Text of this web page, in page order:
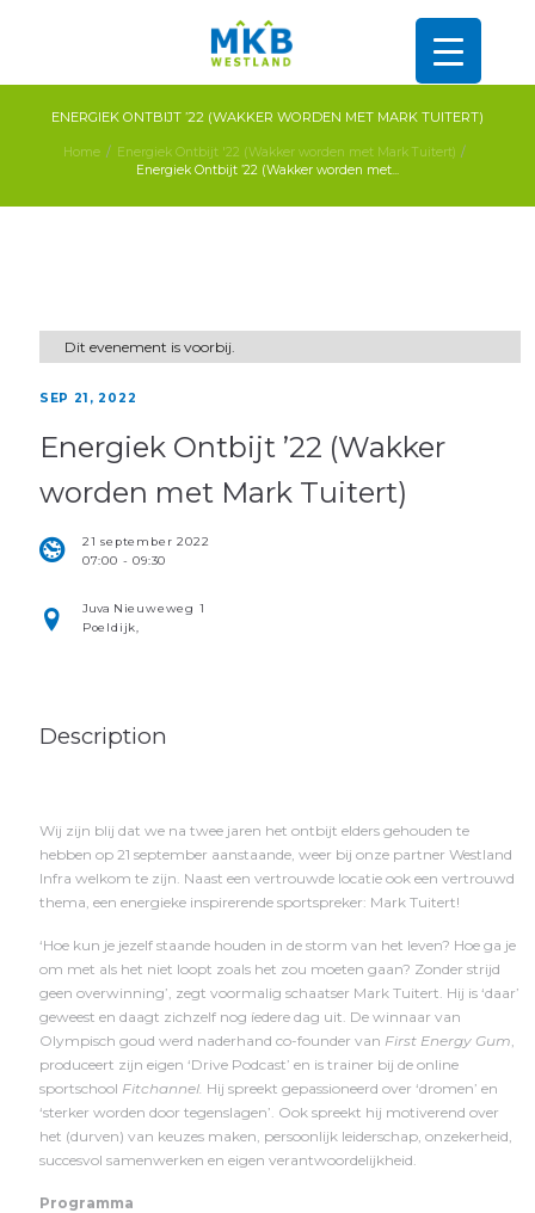
ENERGIEK ONTBIJT ’22 (WAKKER WORDEN MET MARK TUITERT)
Home
Energiek Ontbijt '22 (Wakker worden met Mark Tuitert)
Energiek Ontbijt ’22 (Wakker worden met...
Dit evenement is voorbij.
SEP 21, 2022
Energiek Ontbijt ’22 (Wakker
worden met Mark Tuitert)
21 september 2022
07:00 - 09:30
Juva Nieuweweg 1
Poeldijk
Description
Wij zijn blij dat we na twee jaren het ontbijt elders gehouden te
hebben op 21 september aanstaande, weer bij onze partner Westland
Infra welkom te zijn. Naast een vertrouwde locatie ook een vertrouwd
thema, een energieke inspirerende sportspreker: Mark Tuitert!
‘Hoe kun je jezelf staande houden in de storm van het leven? Hoe ga je
om met als het niet loopt zoals het zou moeten gaan? Zonder strijd
geen overwinning’, zegt voormalig schaatser Mark Tuitert. Hij is ‘daar’
geweest en daagt zichzelf nog íedere dag uit. De winnaar van
Olympisch goud werd naderhand co-founder van First Energy Gum
produceert zijn eigen ‘Drive Podcast’ en is trainer bij de online
sportschool Fitchannel. Hij spreekt gepassioneerd over ‘dromen’ en
‘sterker worden door tegenslagen’. Ook spreekt hij motiverend over
het (durven) van keuzes maken, persoonlijk leiderschap, onzekerheid,
succesvol samenwerken en eigen verantwoordelijkheid.
Programma